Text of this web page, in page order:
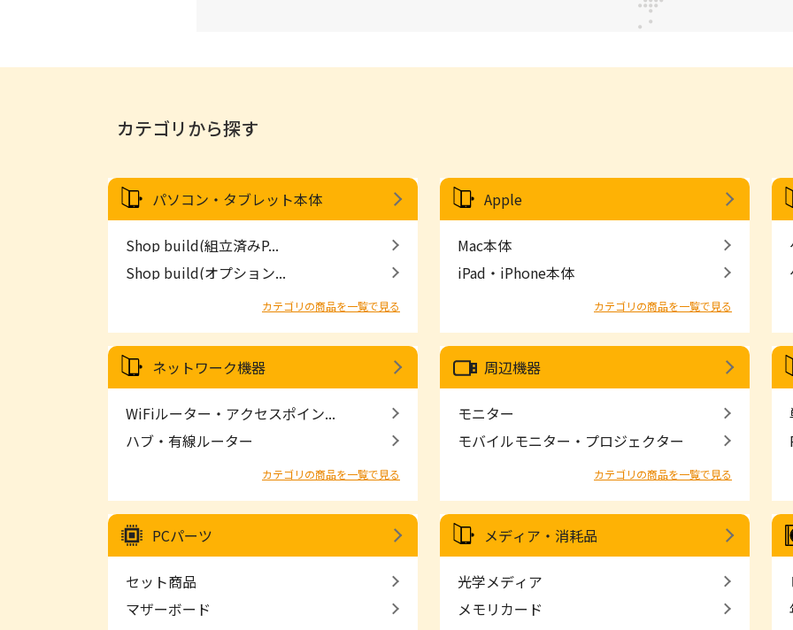
カテゴリから探す
パソコン・タブレット本体
Shop build(組立済みP...
Shop build(オプション...
カテゴリの商品を一覧で見る
Apple
Mac本体
iPad・iPhone本体
カテゴリの商品を一覧で見る
ネットワーク機器
WiFiルーター・アクセスポイン...
ハブ・有線ルーター
カテゴリの商品を一覧で見る
周辺機器
モニター
モバイルモニター・プロジェクター
カテゴリの商品を一覧で見る
PCパーツ
セット商品
マザーボード
メディア・消耗品
光学メディア
メモリカード